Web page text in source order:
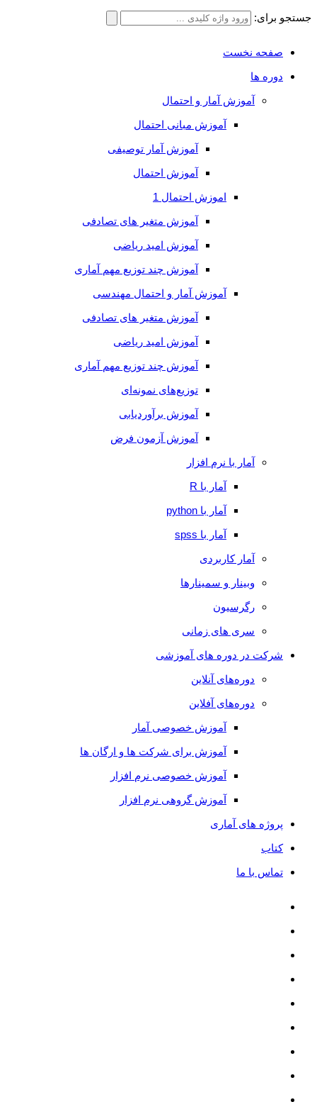
جستجو برای:
صفحه نخست
دوره ها
آموزش آمار و احتمال
آموزش مبانی احتمال
آموزش آمار توصیفی
آموزش احتمال
اموزش احتمال 1
آموزش متغیر های تصادفی
آموزش امید ریاضی
آموزش چند توزیع مهم آماری
آموزش آمار و احتمال مهندسی
آموزش متغیر های تصادفی
آموزش امید ریاضی
آموزش چند توزیع مهم آماری
توزیع‌های نمونه‌ای
آموزش برآوردیابی
آموزش آزمون فرض
آمار با نرم افزار
آمار با R
آمار با python
آمار با spss
آمار کاربردی
وبینار و سمینارها
رگرسیون
سری های زمانی
شرکت در دوره های آموزشی
دوره‌های آنلاین
دوره‌های آفلاین
آموزش خصوصی آمار
آموزش برای شرکت ها و ارگان ها
آموزش خصوصی نرم افزار
آموزش گروهی نرم افزار
پروژه های آماری
کتاب
تماس با ما